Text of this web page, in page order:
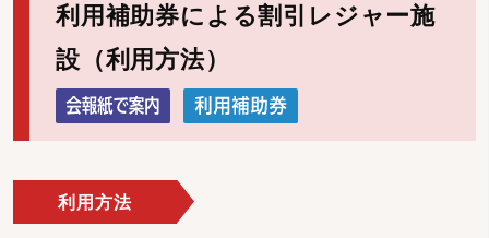
利用補助券による割引レジャー施
設（利用方法）
利用方法